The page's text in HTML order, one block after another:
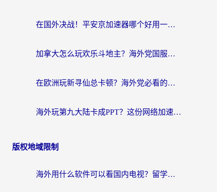
在国外决战！平安京加速器哪个好用一点？老玩家亲测番茄加速器全解析
加拿大怎么玩欢乐斗地主？海外党国服游戏加速终极指南（附绝地求生未来之役300英雄实测）
在欧洲玩新寻仙总卡顿？海外党必看的国服游戏加速全攻略
海外玩第九大陆卡成PPT？这份网络加速指南帮你丝滑上分
版权地域限制
海外用什么软件可以看国内电视？留学生亲测有效的追剧自由指南